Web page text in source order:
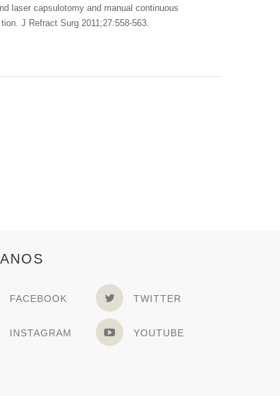
laser capsulotomy and manual continuous
J Refract Surg 2011;27:558-563.
FACEBOOK TWITTER
INSTAGRAM YOUTUBE